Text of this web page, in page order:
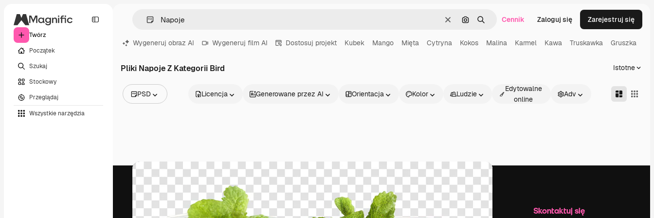
Twórz
Początek
Szukaj
Stockowy
Przeglądaj
Wszystkie narzędzia
WyczyśćSzukaj według obrazu
SzukajCennik Zaloguj się Zarejestruj się
Wygeneruj obraz AI Wygeneruj film AI Dostosuj projekt Kubek Mango Mięta Cytryna Kokos Malina Karmel Kawa Truskawka Gruszka
Pliki Napoje Z Kategorii Bird Istotne
PSD
Filmy
Ikony
Modele 3D
Czcionki
Licencja Generowane przez AI Orientacja Kolor Ludzie
Edytowalne
online
Adv
Produkty Zacznij Firma Skontaktuj się